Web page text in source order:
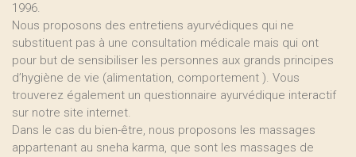
1996.
Nous proposons des entretiens ayurvédiques qui ne
substituent pas à une consultation médicale mais qui ont
pour but de sensibiliser les personnes aux grands principes
d’hygiène de vie (alimentation, comportement ). Vous
trouverez également un questionnaire ayurvédique interactif
sur notre site internet.
Dans le cas du bien-être, nous proposons les massages
appartenant au sneha karma, que sont les massages de